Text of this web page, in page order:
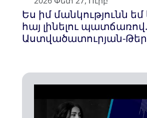
Ես իմ մանկությունն եմ
հայ լինելու
Աստվածատուրյան-